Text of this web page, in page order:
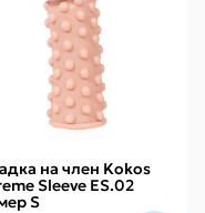
на член Kokos
Sleeve ES.02
S